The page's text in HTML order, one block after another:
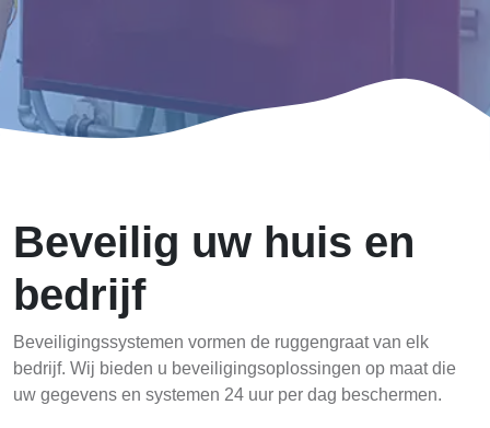
Beveilig uw huis en
bedrijf
Beveiligingssystemen vormen de ruggengraat van elk
bedrijf. Wij bieden u beveiligingsoplossingen op maat die
uw gegevens en systemen 24 uur per dag beschermen.